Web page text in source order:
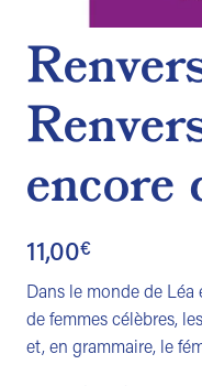
encore
11,00€
Dans le monde de Léa
de femmes célèbres,
et, en grammaire, le